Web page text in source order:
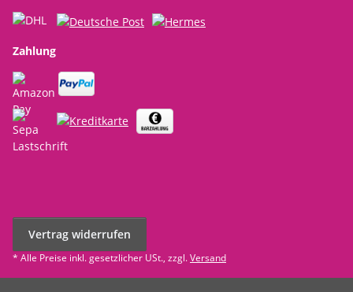
Zahlung
Vertrag widerrufen
* Alle Preise inkl. gesetzlicher USt., zzgl.Versand